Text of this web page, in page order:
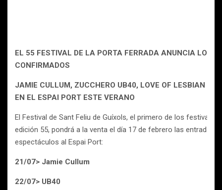
EL 55 FESTIVAL DE LA PORTA FERRADA ANUNCIA LOS
CONFIRMADOS
JAMIE CULLUM, ZUCCHERO UB40, LOVE OF LESBIAN Y
EN EL ESPAI PORT ESTE VERANO
El Festival de Sant Feliu de Guíxols, el primero de los festivales
edición 55, pondrá a la venta el día 17 de febrero las entradas
espectáculos al Espai Port:
21/07> Jamie Cullum
22/07> UB40